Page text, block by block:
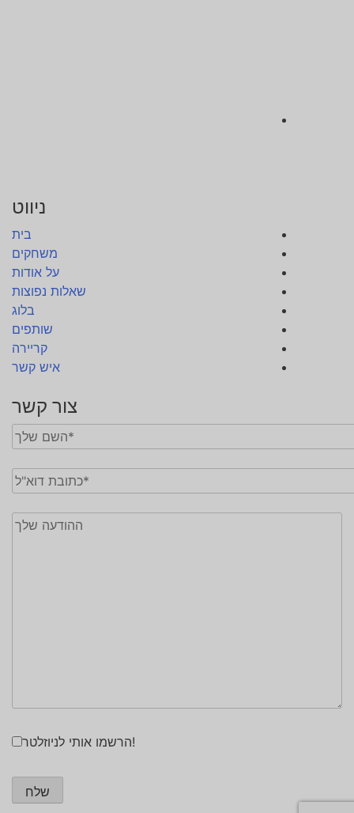
ניווט
בית
משחקים
על אודות
שאלות נפוצות
בלוג
שותפים
קריירה
איש קשר
צור קשר
הרשמו אותי לניוזלטר!
שלח